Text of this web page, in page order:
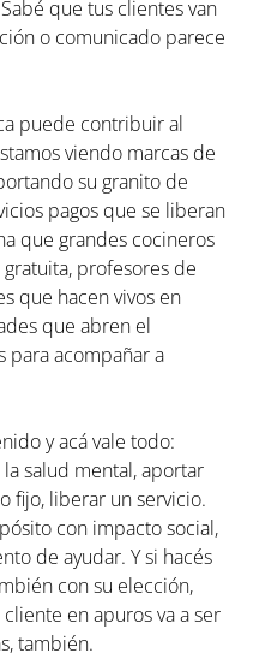
que tus clientes van
o comunicado parece
puede contribuir al
viendo marcas de
su granito de
pagos que se liberan
que grandes cocineros
profesores de
que hacen vivos en
que abren el
para acompañar a
y acá vale todo:
salud mental, aportar
fijo, liberar un servicio.
con impacto social,
de ayudar. Y si hacés
con su elección,
en apuros va a ser
también.